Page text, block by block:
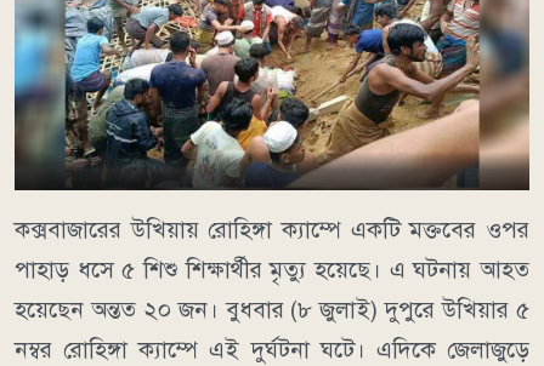
কক্সবাজারের উখিয়ায় রোহিঙ্গা ক্যাম্পে একটি মক্তবের ওপর
পাহাড় ধসে ৫ শিশু শিক্ষার্থীর মৃত্যু হয়েছে। এ ঘটনায় আহত
হয়েছেন অন্তত ২০ জন। বুধবার (৮ জুলাই) দুপুরে উখিয়ার ৫
নম্বর রোহিঙ্গা ক্যাম্পে এই দুর্ঘটনা ঘটে। এদিকে জেলাজুড়ে